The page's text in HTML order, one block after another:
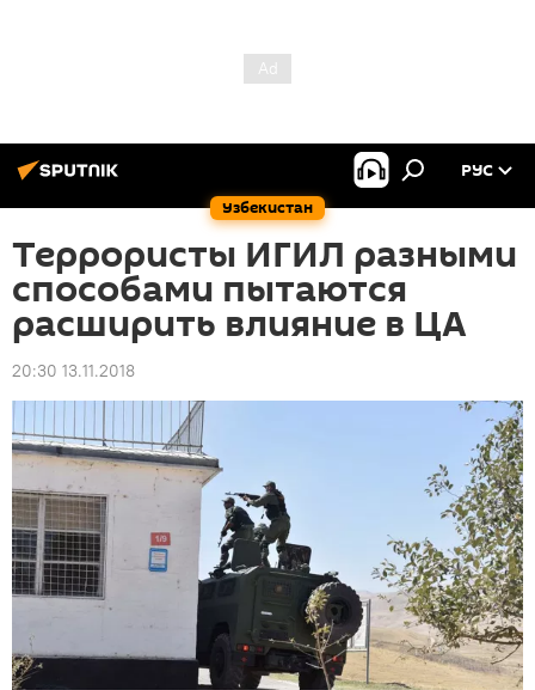
Узбекистан
РУС
Террористы ИГИЛ разными
способами пытаются
расширить влияние в ЦА
20:30 13.11.2018